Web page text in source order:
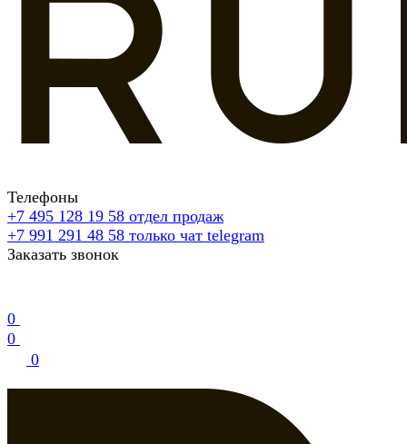
Телефоны
+7 495 128 19 58 отдел продаж
+7 991 291 48 58 только чат telegram
Заказать звонок
0
0
0